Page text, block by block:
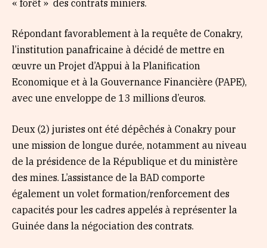
« forêt » des contrats miniers.
Répondant favorablement à la requête de Conakry,
l’institution panafricaine à décidé de mettre en
œuvre un Projet d’Appui à la Planification
Economique et à la Gouvernance Financière (PAPE),
avec une enveloppe de 13 millions d’euros.
Deux (2) juristes ont été dépêchés à Conakry pour
une mission de longue durée, notamment au niveau
de la présidence de la République et du ministère
des mines. L’assistance de la BAD comporte
également un volet formation/renforcement des
capacités pour les cadres appelés à représenter la
Guinée dans la négociation des contrats.